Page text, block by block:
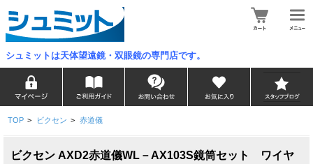
シュミットは天体望遠鏡・双眼鏡の専門店です。
TOP > ビクセン > 赤道儀
ビクセン AXD2赤道儀WL－AX103S鏡筒セット ワイヤ